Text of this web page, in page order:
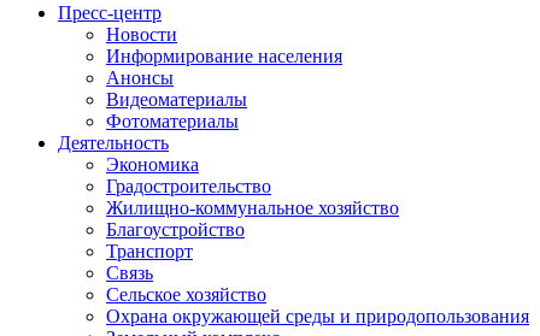
Пресс-центр
Новости
Информирование населения
Анонсы
Видеоматериалы
Фотоматериалы
Деятельность
Экономика
Градостроительство
Жилищно-коммунальное хозяйство
Благоустройство
Транспорт
Связь
Сельское хозяйство
Охрана окружающей среды и природопользования